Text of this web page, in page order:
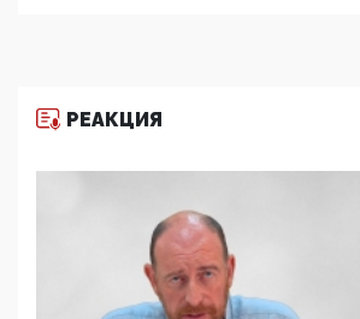
11:53, 09 Июня 2026
деятельность ИИТО ЮНЕСКО в
цифроглобалисты продолжают
повестку в образовании
09:43, 01 Июня 2026
5G за счет здоровья граждан:
отобрать у регионов и
РЕАКЦИЯ